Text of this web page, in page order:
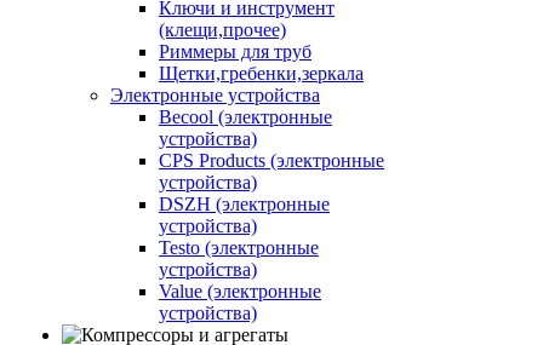
Ключи и инструмент
(клещи,прочее)
Риммеры для труб
Щетки,гребенки,зеркала
Электронные устройства
Becool (электронные
устройства)
CPS Products (электронные
устройства)
DSZH (электронные
устройства)
Testo (электронные
устройства)
Value (электронные
устройства)